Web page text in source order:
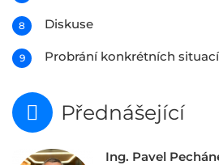
Diskuse
Probrání konkrétních
Přednášející
Ing. Pavel